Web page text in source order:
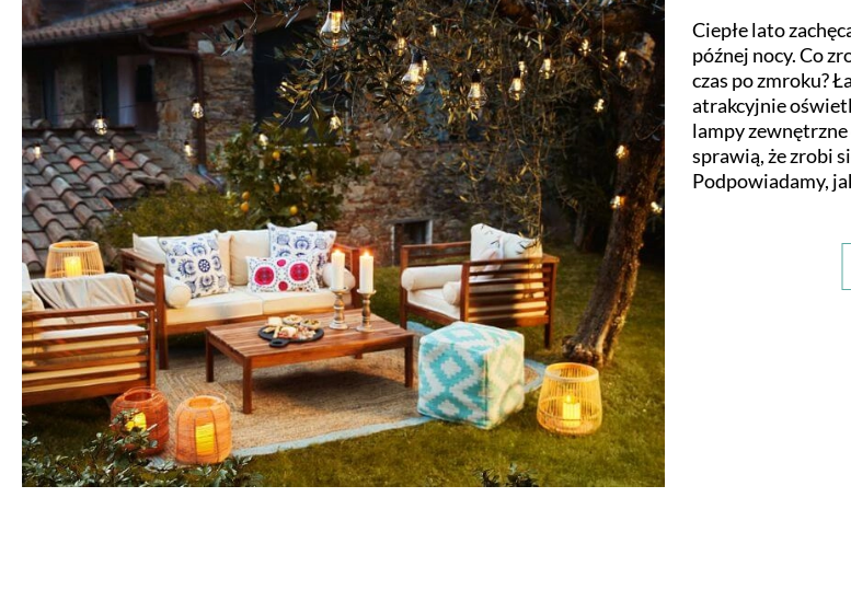
Ciepłe lato
późnej nocy. Co
czas po zmroku?
atrakcyjnie
lampy zewnętrzne
sprawią, że zrobi
Podpowiadamy,